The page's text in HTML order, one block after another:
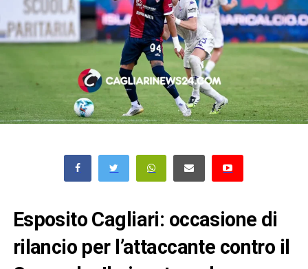
Esposito Cagliari: occasione di
rilancio per l’attaccante contro il